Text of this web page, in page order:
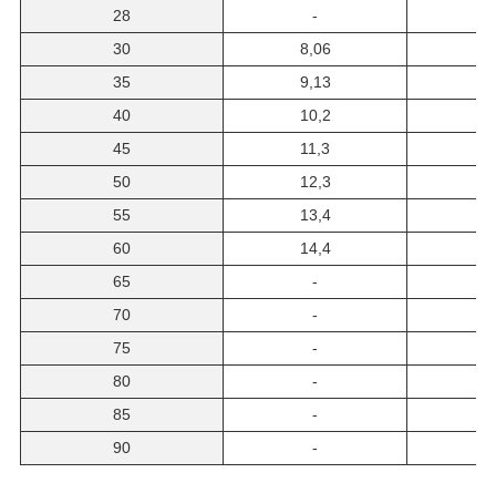
28 -
30
8,06
35
9,13
40
10,2
45
11,3
50
12,3
55
13,4
60
14,4
65
-
70
-
75
-
80
-
85
-
90
-